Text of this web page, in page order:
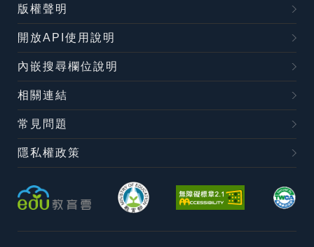
版權聲明
開放API使用說明
內嵌搜尋欄位說明
相關連結
常見問題
隱私權政策